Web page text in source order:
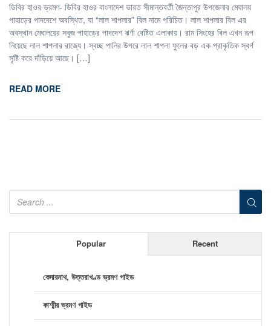
ডিবির হাওর ভ্রমণ- ডিবির হাওর বাংলাদেশ ভারত সীমান্তবর্তী জৈন্তাপুর উপজেলার মেঘালয়
পাহাড়ের পাদদেশে অবস্থিত, যা “লাল শাপলার” বিল নামে পরিচিত। লাল শাপলার বিল এর
অবস্থান মেঘালয়ের সবুজ পাহাড়ের পাদদেশ ঝর্ণা বেষ্টিত এলাকায়। রাম সিংহের বিল এখন রূপ
নিয়েছে লাল শাপলার রাজ্যে। স্বচ্ছ পানির উপরে লাল শাপলা ফুলের বড় এক প্রাকৃতিক স্বর্গ
সৃষ্টি করে দাঁড়িয়ে আছে। […]
READ MORE
Popular Recent
কেদারনাথ, উত্তরাখণ্ড ভ্রমণ গাইড
কাশ্মীর ভ্রমণ গাইড